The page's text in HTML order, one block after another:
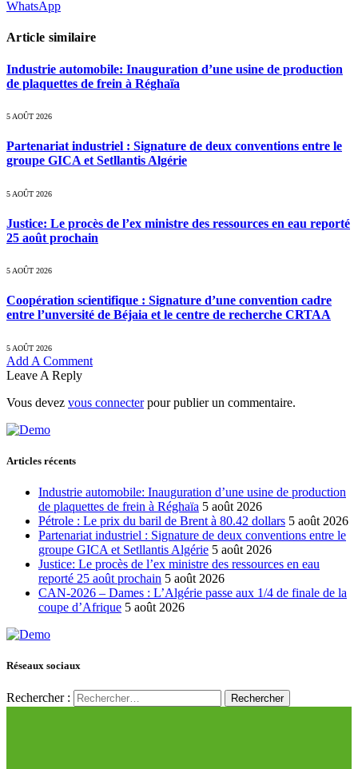
WhatsApp
Article similaire
Industrie automobile: Inauguration d’une usine de production
de plaquettes de frein à Réghaïa
5 AOÛT 2026
Partenariat industriel : Signature de deux conventions entre le
groupe GICA et Setllantis Algérie
5 AOÛT 2026
Justice: Le procès de l’ex ministre des ressources en eau reporté
25 août prochain
5 AOÛT 2026
Coopération scientifique : Signature d’une convention cadre
entre l’unversité de Béjaia et le centre de recherche CRTAA
5 AOÛT 2026
Add A Comment
Leave A Reply
Vous devez vous connecterpour publier un commentaire.
Articles récents
Industrie automobile: Inauguration d’une usine de production
de plaquettes de frein à Réghaïa 5 août 2026
Pétrole : Le prix du baril de Brent à 80.42 dollars 5 août 2026
Partenariat industriel : Signature de deux conventions entre le
groupe GICA et Setllantis Algérie 5 août 2026
Justice: Le procès de l’ex ministre des ressources en eau
reporté 25 août prochain 5 août 2026
CAN-2026 – Dames : L’Algérie passe aux 1/4 de finale de la
coupe d’Afrique 5 août 2026
Réseaux sociaux
Rechercher :